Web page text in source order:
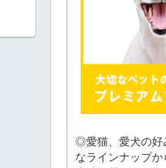
◎愛猫、愛犬の好
なラインナップか